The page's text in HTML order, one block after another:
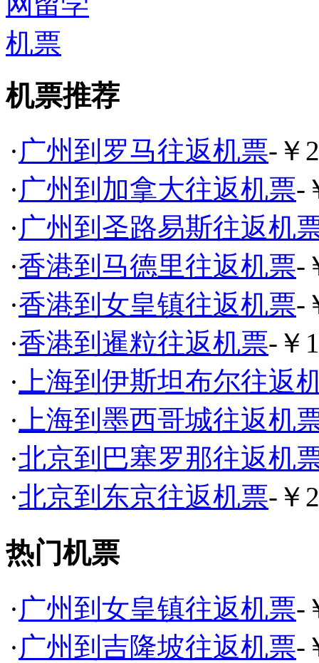
机票推荐
·广州到罗马往返机票-￥
·广州到加拿大往返机票-
·广州到圣路易斯往返机
·香港到马德里往返机票-
·香港到女皇镇往返机票-
·香港到暹粒往返机票-￥
· 上海到伊斯坦布尔往返
· 上海到墨西哥城往返机
·北京到巴塞罗那往返机
·北京到东京往返机票-￥
热门机票
·广州到女皇镇往返机票-
·广州到吉隆坡往返机票-